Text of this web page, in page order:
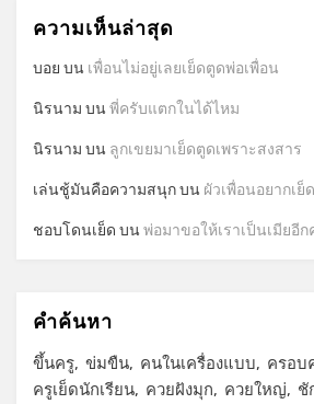
ความเห็นล่าสุด
บอย บน เพื่อนไม่อยู่เลยเย็ดตูดพ่อเพื่อน
นิรนาม บนพี่ครับแตกในได้ไหม
นิรนาม บน ลูกเขยมาเย็ดตูดเพราะสงสาร
เล่นชู้มันคือความสนุกบน ผัวเพื่อนอยากเย็
ชอบโดนเย็ด บนพ่อมาขอให้เราเป็นเมียอีก
คำค้นหา
ขึ้นครู ข่มขืน คนในเครื่องแบบ
ครอบ
ครูเย็ดนักเรียน
ควยฝังมุก ควยใหญ่ ชั